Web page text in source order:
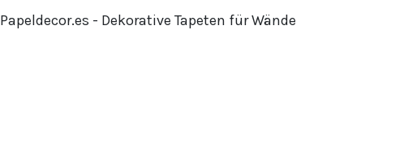
Papeldecor.es - Dekorative Tapeten für Wände